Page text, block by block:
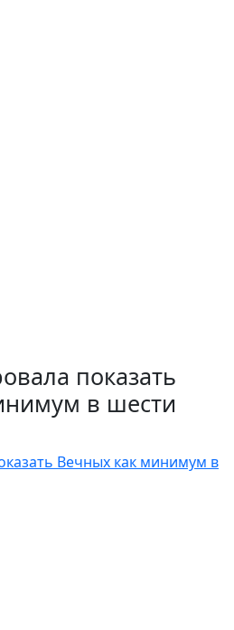
показать
в шести
Вечных как минимум в